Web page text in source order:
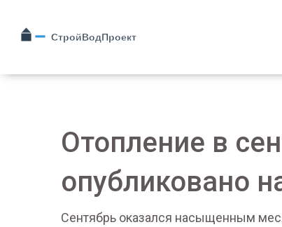
Отопление в
опубликовано
Сентябрь оказался насыщенным